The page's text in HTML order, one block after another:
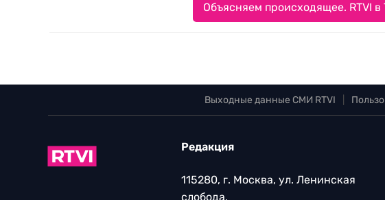
Объясняем происходящее. RTVI в
Выходные данные СМИ RTVI
Редакция
115280, г. Москва, ул. Ленинская
слобода,